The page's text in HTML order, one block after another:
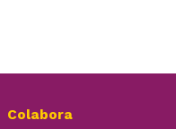
Colabora